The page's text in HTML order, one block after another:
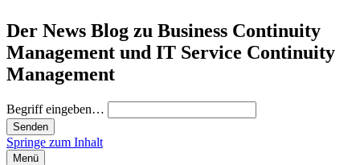
Der News Blog zu Business Continuity
Management und IT Service Continuity
Management
Begriff eingeben…
Springe zum Inhalt
Menü